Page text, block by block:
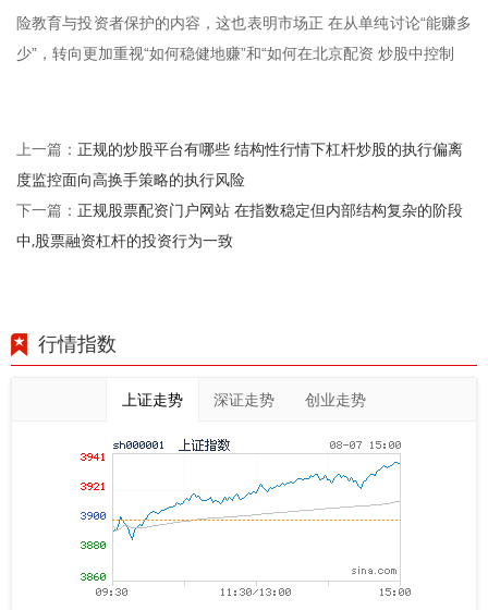
险教育与投资者保护的内容，这也表明市场正 在从单纯讨论“能赚多
少”，转向更加重视“如何稳健地赚”和“如何在北京配资 炒股中控制
上一篇： 正规的炒股平台有哪些 结构性行情下杠杆炒股的执行偏离
度监控面向高换手策略的执行风险
下一篇： 正规股票配资门户网站 在指数稳定但内部结构复杂的阶段
中,股票融资杠杆的投资行为一致
行情指数
上证走势 深证走势 创业走势